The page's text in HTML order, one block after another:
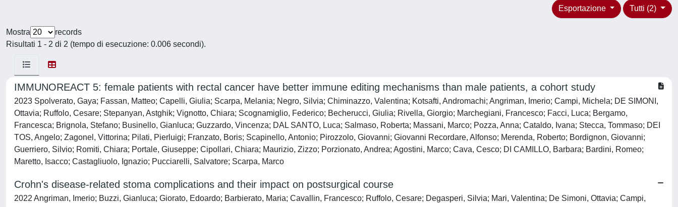
Tutti (2)
Esportazione
Mostra
records
Risultati 1 - 2 di 2 (tempo di esecuzione: 0.006 secondi).
IMMUNOREACT 5: female patients with rectal cancer have better immune editing mechanisms than male patients, a cohort study
2023 Spolverato, Gaya; Fassan, Matteo; Capelli, Giulia; Scarpa, Melania; Negro, Silvia; Chiminazzo, Valentina; Kotsafti, Andromachi; Angriman, Imerio; Campi, Michela; DE SIMONI,
Ottavia; Ruffolo, Cesare; Stepanyan, Astghik; Vignotto, Chiara; Scognamiglio, Federico; Becherucci, Giulia; Rivella, Giorgio; Marchegiani, Francesco; Facci, Luca; Bergamo,
Francesca; Brignola, Stefano; Businello, Gianluca; Guzzardo, Vincenza; DAL SANTO, Luca; Salmaso, Roberta; Massani, Marco; Pozza, Anna; Cataldo, Ivana; Stecca, Tommaso; DEI
TOS, Angelo; Zagonel, Vittorina; Pilati, Pierluigi; Franzato, Boris; Scapinello, Antonio; Pirozzolo, Giovanni; Giovanni Recordare, Alfonso; Merenda, Roberto; Bordignon, Giovanni;
Guerriero, Silvio; Romiti, Chiara; Portale, Giuseppe; Cipollari, Chiara; Maurizio, Zizzo; Porzionato, Andrea; Agostini, Marco; Cava, Cesco; DI CAMILLO, Barbara; Bardini, Romeo;
Maretto, Isacco; Castagliuolo, Ignazio; Pucciarelli, Salvatore; Scarpa, Marco
Crohn's disease-related stoma complications and their impact on postsurgical course
2022 Angriman, Imerio; Buzzi, Gianluca; Giorato, Edoardo; Barbierato, Maria; Cavallin, Francesco; Ruffolo, Cesare; Degasperi, Silvia; Mari, Valentina; De Simoni, Ottavia; Campi,